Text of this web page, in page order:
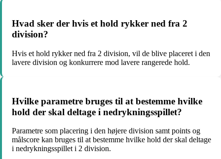
Hvad sker der hvis et hold rykker ned fra 2
division?
Hvis et hold rykker ned fra 2 division, vil de blive placeret i den
lavere division og konkurrere mod lavere rangerede hold.
Hvilke parametre bruges til at bestemme hvilke
hold der skal deltage i nedrykningsspillet?
Parametre som placering i den højere division samt points og
målscore kan bruges til at bestemme hvilke hold der skal deltage
i nedrykningsspillet i 2 division.